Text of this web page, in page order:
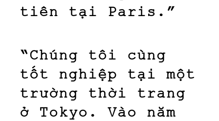
tiên tại Paris.”
“Chúng tôi cùng
tốt nghiệp tại một
trường thời trang
ở Tokyo. Vào năm